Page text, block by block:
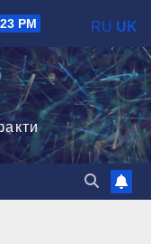
PM RU UK